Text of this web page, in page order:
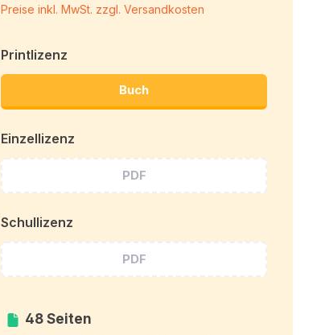
Preise inkl. MwSt. zzgl. Versandkosten
Printlizenz
Buch
Einzellizenz
PDF
Schullizenz
PDF
48 Seiten